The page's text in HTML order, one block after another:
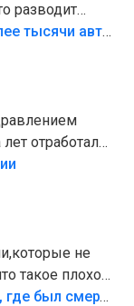
разводит
полно
В тольяттинский лес не пустили более тысячи автомобилей
отработали
не
такое плохо!
же
«Попал на пику»: СК показал место, где был смертельно травмирован ребенок в Тольятти